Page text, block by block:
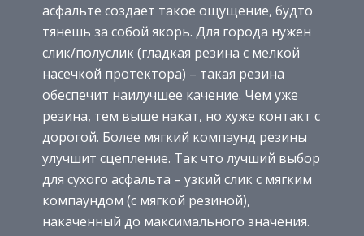
асфальте создаёт такое ощущение, будто
тянешь за собой якорь. Для города нужен
слик/полуслик (гладкая резина с мелкой
насечкой протектора) – такая резина
обеспечит наилучшее качение. Чем уже
резина, тем выше накат, но хуже контакт с
дорогой. Более мягкий компаунд резины
улучшит сцепление. Так что лучший выбор
для сухого асфальта – узкий слик с мягким
компаундом (с мягкой резиной),
накаченный до максимального значения.